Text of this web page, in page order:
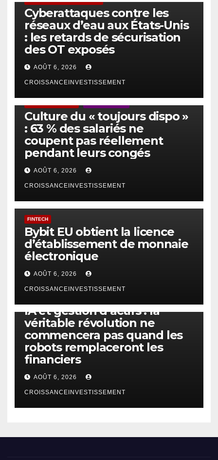
Cyberattaques contre les
réseaux d’eau aux États-Unis
: les retards de sécurisation
des OT exposés
AOÛT 6, 2026
CROISSANCEINVESTISSEMENT
Culture du « toujours dispo »
: 63 % des salariés ne
coupent pas réellement
pendant leurs congés
AOÛT 6, 2026
CROISSANCEINVESTISSEMENT
FINTECH
Bybit EU obtient la licence
d’établissement de monnaie
électronique
AOÛT 6, 2026
CROISSANCEINVESTISSEMENT
IA et gestion d’actifs : la
véritable révolution ne
commencera pas quand les
robots remplaceront les
financiers
AOÛT 6, 2026
CROISSANCEINVESTISSEMENT